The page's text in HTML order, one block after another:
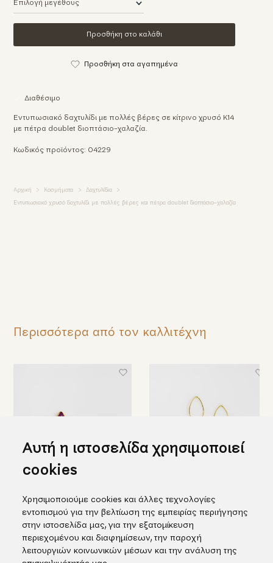
Αυτή η ιστοσελίδα χρησιμοποιεί
cookies
Χρησιμοποιούμε cookies και άλλες τεχνολογίες
εντοπισμού για την βελτίωση της εμπειρίας περιήγησης
στην ιστοσελίδα μας, για την εξατομίκευση
περιεχομένου και διαφημίσεων, την παροχή
λειτουργιών κοινωνικών μέσων και την ανάλυση της
Προσθήκη στο καλάθι
Προσθήκη στα αγαπημένα
Διαθέσιμο
Εντυπωσιακό δαχτυλίδι με πολλές βέρες σε κίτρινο χρυσό Κ14
με πέτρα doublet διοπτάσιο-χαλαζία.
Κωδικός προϊόντος: 04229
Αρχική Κοσμήματα Δαχτυλίδια
Εντυπωσιακό χρυσό δαχτυλίδι με πολλές βέρες και πέτρα doublet διοπτάσιο-χαλαζία
Περισσότερα από τον καλλιτέχνη
Χρυσά σκουλαρίκια
"σταγόνες" με πέτρα doublet
ρουμπίνι & χαλαζία
655,00€
Κομψά κρεμαστά σκουλαρίκια
σε χρυσό με πέτρα doublet
ρουμπίνι
1.212,00€